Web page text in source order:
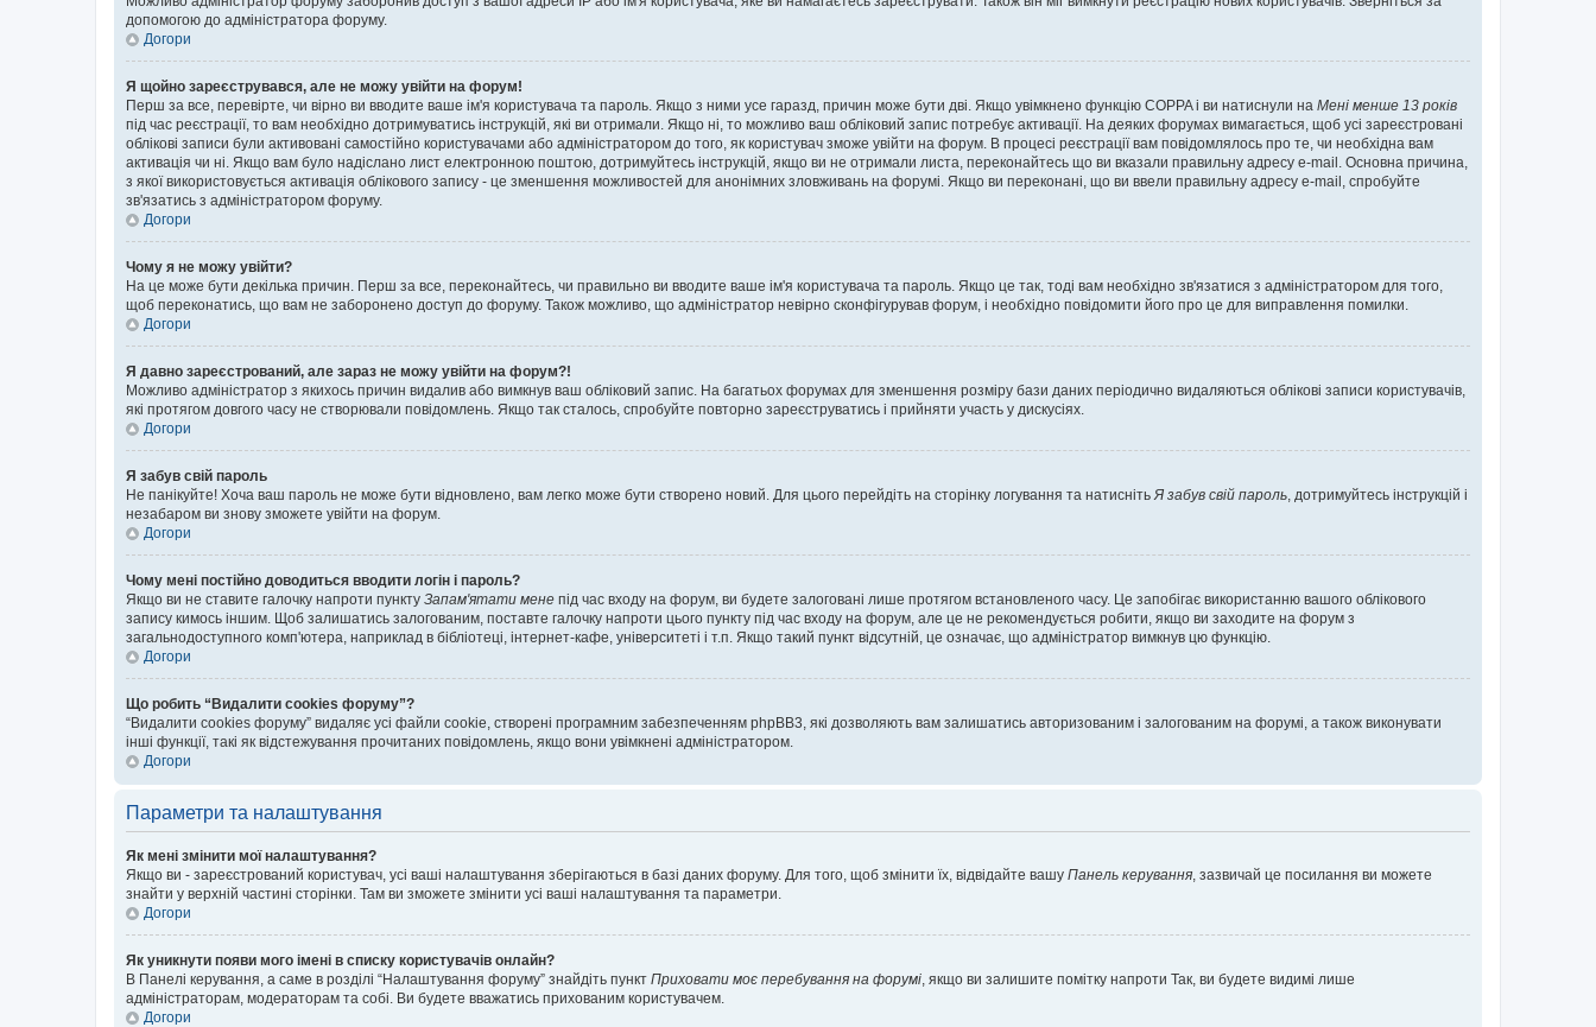
допомогою до адміністратора форуму.
Догори
Я щойно зареєструвався, але не можу увійти на форум!
Перш за все, перевірте, чи вірно ви вводите ваше ім'я користувача та пароль. Якщо з ними усе гаразд, причин може бути дві. Якщо увімкнено функцію COPPA і ви натиснули на Мені менше 13 років
під час реєстрації, то вам необхідно дотримуватись інструкцій, які ви отримали. Якщо ні, то можливо ваш обліковий запис потребує активації. На деяких форумах вимагається, щоб усі зареєстровані
облікові записи були активовані самостійно користувачами або адміністратором до того, як користувач зможе увійти на форум. В процесі реєстрації вам повідомлялось про те, чи необхідна вам
активація чи ні. Якщо вам було надіслано лист електронною поштою, дотримуйтесь інструкцій, якщо ви не отримали листа, переконайтесь що ви вказали правильну адресу e-mail. Основна причина,
з якої використовується активація облікового запису - це зменшення можливостей для анонімних зловживань на форумі. Якщо ви переконані, що ви ввели правильну адресу e-mail, спробуйте
зв'язатись з адміністратором форуму.
Догори
Чому я не можу увійти?
На це може бути декілька причин. Перш за все, переконайтесь, чи правильно ви вводите ваше ім'я користувача та пароль. Якщо це так, тоді вам необхідно зв'язатися з адміністратором для того,
щоб переконатись, що вам не заборонено доступ до форуму. Також можливо, що адміністратор невірно сконфігурував форум, і необхідно повідомити його про це для виправлення помилки.
Догори
Я давно зареєстрований, але зараз не можу увійти на форум?!
Можливо адміністратор з якихось причин видалив або вимкнув ваш обліковий запис. На багатьох форумах для зменшення розміру бази даних періодично видаляються облікові записи користувачів,
які протягом довгого часу не створювали повідомлень. Якщо так сталось, спробуйте повторно зареєструватись і прийняти участь у дискусіях.
Догори
Я забув свій пароль
Не панікуйте! Хоча ваш пароль не може бути відновлено, вам легко може бути створено новий. Для цього перейдіть на сторінку логування та натисніть Я забув свій пароль , дотримуйтесь інструкцій і
незабаром ви знову зможете увійти на форум.
Догори
Чому мені постійно доводиться вводити логін і пароль?
Якщо ви не ставите галочку напроти пункту Запам'ятати мене під час входу на форум, ви будете залоговані лише протягом встановленого часу. Це запобігає використанню вашого облікового
запису кимось іншим. Щоб залишатись залогованим, поставте галочку напроти цього пункту під час входу на форум, але це не рекомендується робити, якщо ви заходите на форум з
загальнодоступного комп'ютера, наприклад в бібліотеці, інтернет-кафе, університеті і т.п. Якщо такий пункт відсутній, це означає, що адміністратор вимкнув цю функцію.
Догори
Що робить “Видалити cookies форуму”?
“Видалити cookies форуму” видаляє усі файли cookie, створені програмним забезпеченням phpBB3, які дозволяють вам залишатись авторизованим і залогованим на форумі, а також виконувати
інші функції, такі як відстежування прочитаних повідомлень, якщо вони увімкнені адміністратором.
Догори
Параметри та налаштування
Як мені змінити мої налаштування?
Якщо ви - зареєстрований користувач, усі ваші налаштування зберігаються в базі даних форуму. Для того, щоб змінити їх, відвідайте вашу Панель керування , зазвичай це посилання ви можете
знайти у верхній частині сторінки. Там ви зможете змінити усі ваші налаштування та параметри.
Догори
Як уникнути появи мого імені в списку користувачів онлайн?
В Панелі керування, а саме в розділі “Налаштування форуму” знайдіть пункт Приховати моє перебування на форумі , якщо ви залишите помітку напроти Так , ви будете видимі лише
адміністраторам, модераторам та собі. Ви будете вважатись прихованим користувачем.
Догори